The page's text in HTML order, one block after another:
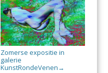
Zomerse expositie in
galerie
KunstRondeVenen →